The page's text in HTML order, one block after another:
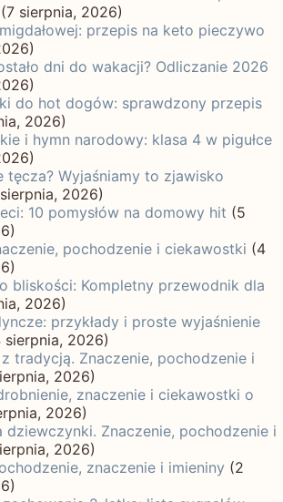
(7 sierpnia, 2026)
przepis na keto pieczywo
dni do wakacji? Odliczanie 2026
do hot dogów: sprawdzony przepis
2026)
i hymn narodowy: klasa 4 w pigułce
tęcza? Wyjaśniamy to zjawisko
2026)
10 pomysłów na domowy hit (5
pochodzenie i ciekawostki (4
bliskości: Kompletny przewodnik dla
2026)
przykłady i proste wyjaśnienie
sierpnia, 2026)
z tradycją. Znaczenie, pochodzenie i
2026)
znaczenie i ciekawostki o
2026)
dziewczynki. Znaczenie, pochodzenie i
2026)
znaczenie i imieniny (2